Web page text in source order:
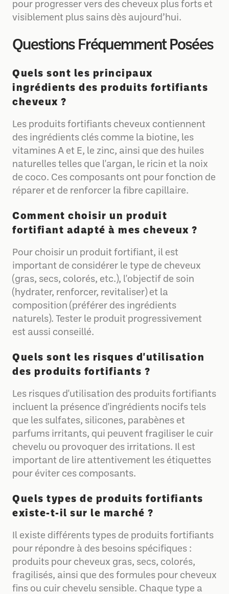
pour progresser vers des cheveux plus forts et
visiblement plus sains dès aujourd’hui.
Questions Fréquemment Posées
Quels sont les principaux
ingrédients des produits fortifiants
cheveux ?
Les produits fortifiants cheveux contiennent
des ingrédients clés comme la biotine, les
vitamines A et E, le zinc, ainsi que des huiles
naturelles telles que l'argan, le ricin et la noix
de coco. Ces composants ont pour fonction de
réparer et de renforcer la fibre capillaire.
Comment choisir un produit
fortifiant adapté à mes cheveux ?
Pour choisir un produit fortifiant, il est
important de considérer le type de cheveux
(gras, secs, colorés, etc.), l'objectif de soin
(hydrater, renforcer, revitaliser) et la
composition (préférer des ingrédients
naturels). Tester le produit progressivement
est aussi conseillé.
Quels sont les risques d'utilisation
des produits fortifiants ?
Les risques d'utilisation des produits fortifiants
incluent la présence d'ingrédients nocifs tels
que les sulfates, silicones, parabènes et
parfums irritants, qui peuvent fragiliser le cuir
chevelu ou provoquer des irritations. Il est
important de lire attentivement les étiquettes
pour éviter ces composants.
Quels types de produits fortifiants
existe-t-il sur le marché ?
Il existe différents types de produits fortifiants
pour répondre à des besoins spécifiques :
produits pour cheveux gras, secs, colorés,
fragilisés, ainsi que des formules pour cheveux
fins ou cuir chevelu sensible. Chaque type a